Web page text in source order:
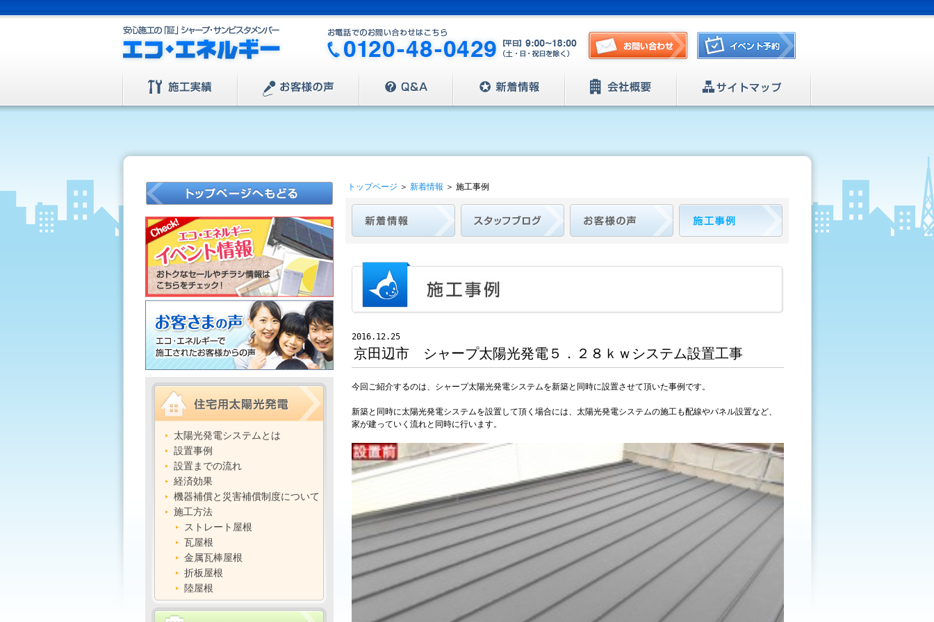
太陽光発電システムとは
設置事例
設置までの流れ
経済効果
機器補償と災害補償制度について
施工方法
ストレート屋根
瓦屋根
金属瓦棒屋根
折板屋根
陸屋根
トップページ ＞ 新着情報 ＞ 施工事例
2016.12.25
京田辺市 シャープ太陽光発電５．２８ｋｗシステム設置工事
今回ご紹介するのは、シャープ太陽光発電システムを新築と同時に設置させて頂いた事例です。
新築と同時に太陽光発電システムを設置して頂く場合には、太陽光発電システムの施工も配線やパネル設置など、
家が建っていく流れと同時に行います。